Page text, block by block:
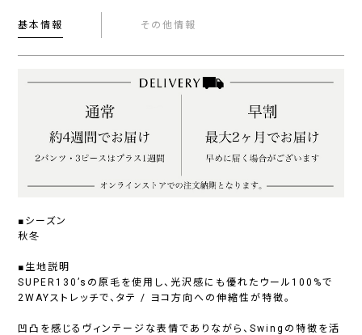
基本情報 その他情報
■シーズン
秋冬
■生地説明
SUPER130’sの原毛を使用し、光沢感にも優れたウール100%で
2WAYストレッチで、タテ / ヨコ方向への伸縮性が特徴。
凹凸を感じるヴィンテージな表情でありながら、Swingの特徴を活